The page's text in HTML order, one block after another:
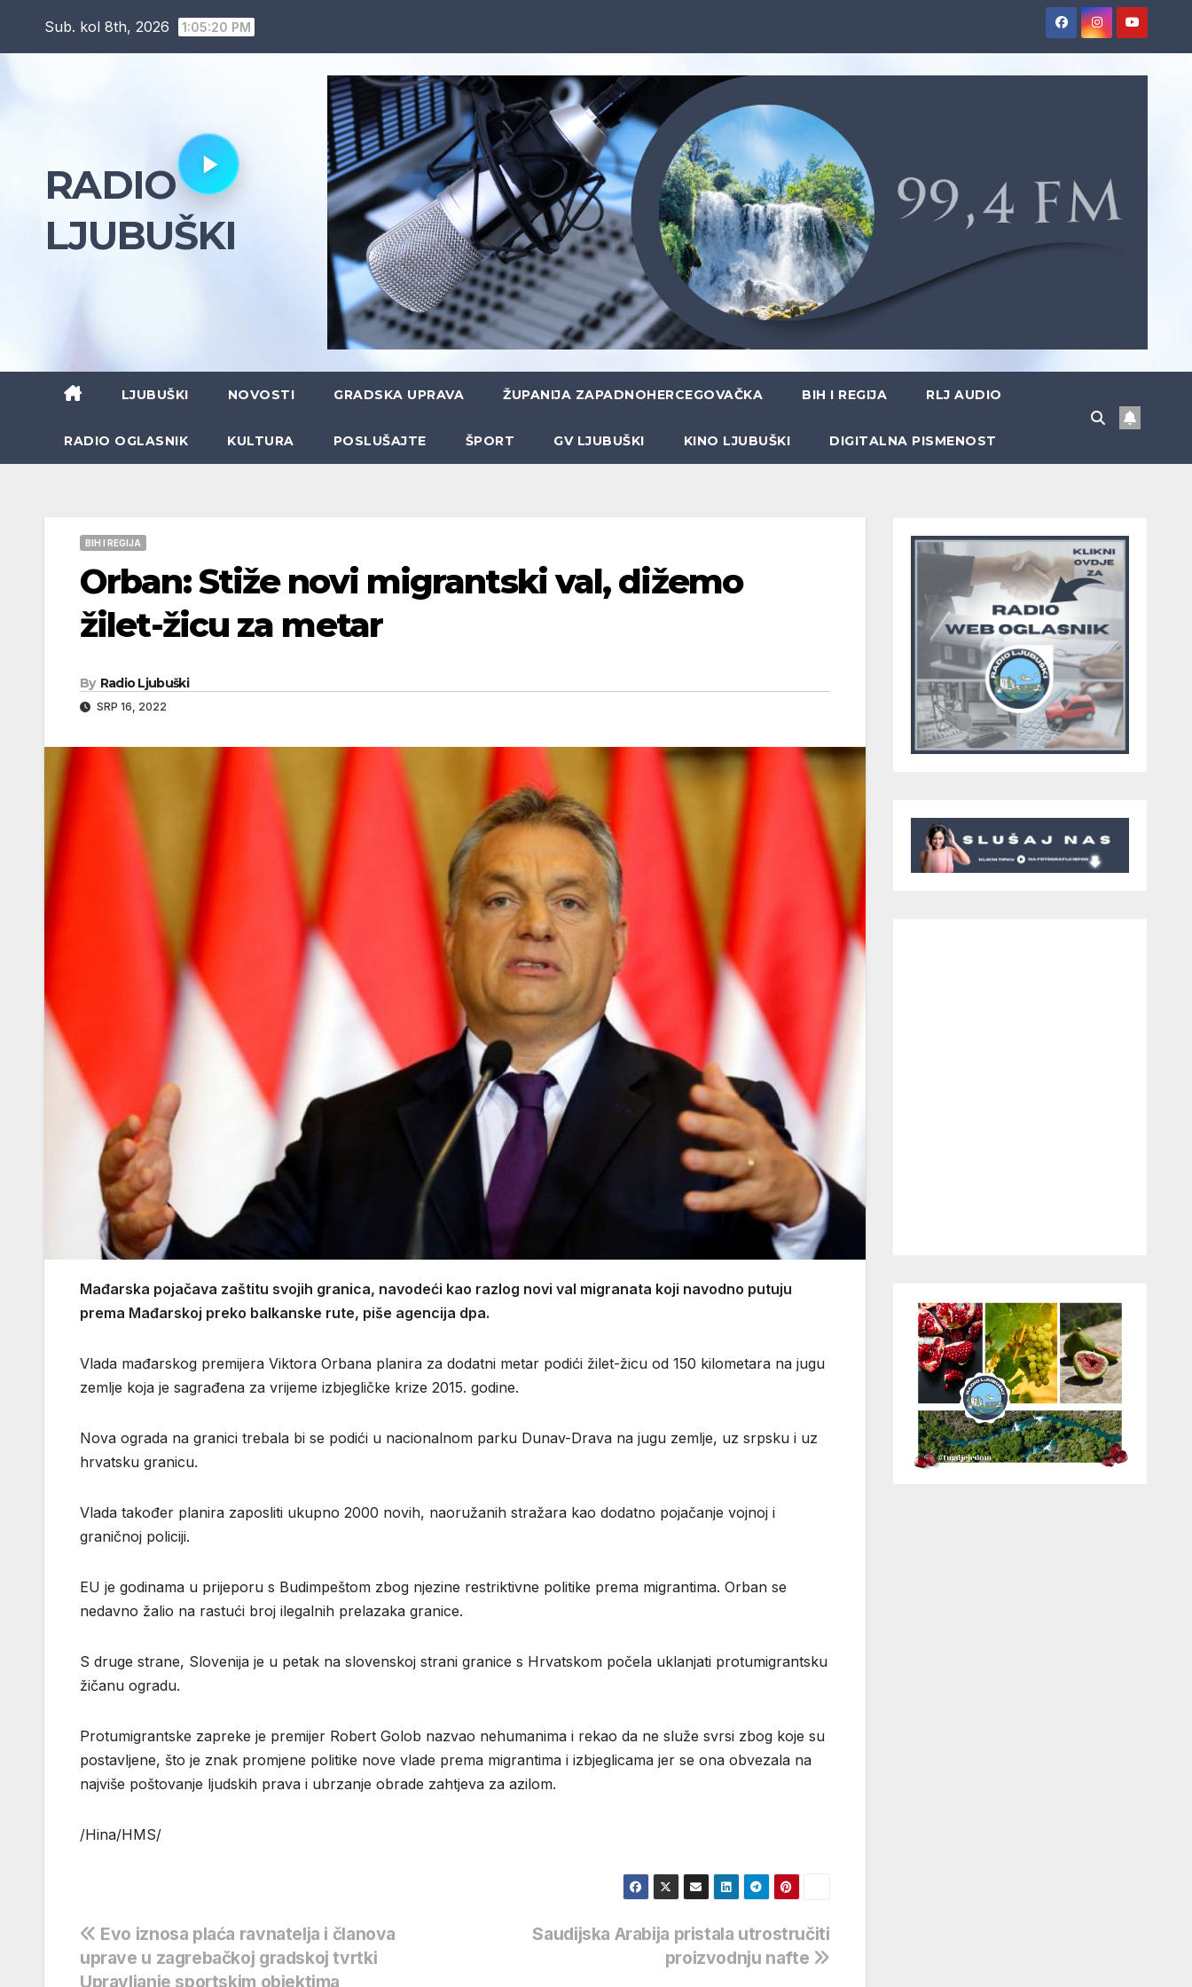
Sub. kol 8th, 2026 1:05:21 PM
RADIO
LJUBUŠKI
LJUBUŠKI NOVOSTI GRADSKA UPRAVA ŽUPANIJA ZAPADNOHERCEGOVAČKA BIH I REGIJA RLJ AUDIO
RADIO OGLASNIK KULTURA POSLUŠAJTE ŠPORT GV LJUBUŠKI KINO LJUBUŠKI DIGITALNA PISMENOST
BIH I REGIJA
Orban: Stiže novi migrantski val, dižemo
žilet-žicu za metar
By Radio Ljubuški
SRP 16, 2022
Mađarska pojačava zaštitu svojih granica, navodeći kao razlog novi val migranata koji navodno putuju
prema Mađarskoj preko balkanske rute, piše agencija dpa.
Vlada mađarskog premijera Viktora Orbana planira za dodatni metar podići žilet-žicu od 150 kilometara na jugu
zemlje koja je sagrađena za vrijeme izbjegličke krize 2015. godine.
Nova ograda na granici trebala bi se podići u nacionalnom parku Dunav-Drava na jugu zemlje, uz srpsku i uz
hrvatsku granicu.
Vlada također planira zaposliti ukupno 2000 novih, naoružanih stražara kao dodatno pojačanje vojnoj i
graničnoj policiji.
EU je godinama u prijeporu s Budimpeštom zbog njezine restriktivne politike prema migrantima. Orban se
nedavno žalio na rastući broj ilegalnih prelazaka granice.
S druge strane, Slovenija je u petak na slovenskoj strani granice s Hrvatskom počela uklanjati protumigrantsku
žičanu ogradu.
Protumigrantske zapreke je premijer Robert Golob nazvao nehumanima i rekao da ne služe svrsi zbog koje su
postavljene, što je znak promjene politike nove vlade prema migrantima i izbjeglicama jer se ona obvezala na
najviše poštovanje ljudskih prava i ubrzanje obrade zahtjeva za azilom.
/Hina/HMS/
Navigacija
objava
Saudijska Arabija pristala utrostručiti
proizvodnju nafte
Evo iznosa plaća ravnatelja i članova
uprave u zagrebačkoj gradskoj tvrtki
Upravljanje sportskim objektima